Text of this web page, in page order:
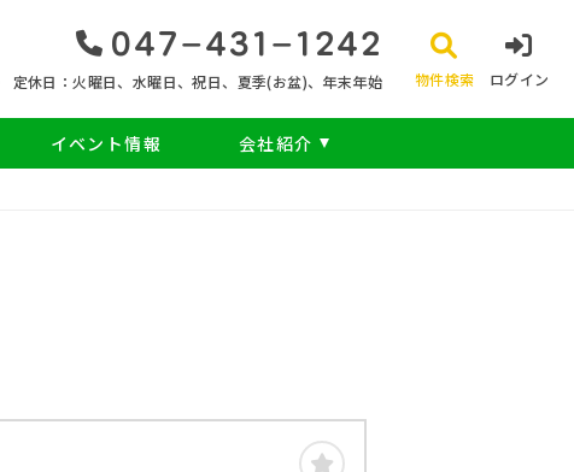
047‐431‐1242
定休日：火曜日、水曜日、祝日、夏季(お盆)、年末年始 物件検索 ログイン
イベント情報 会社紹介